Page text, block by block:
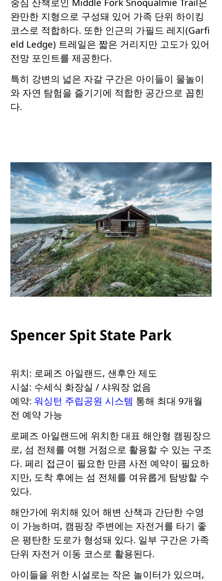
완만한 지형으로 구성돼 있어 가족 단위 하이킹
코스로 적합하다. 또한 인근의 가필드 레지(Garfi
eld Ledge) 트레일은 짧은 거리지만 고도가 있어
전망 포인트를 제공한다.
특히 강변의 넓은 자갈 구간은 아이들이 물놀이
와 자연 탐험을 즐기기에 적합한 공간으로 꼽힌
다.
Spencer Spit State Park
위치: 로페즈 아일랜드, 샌후안 제도
시설: 수세식 화장실 / 샤워장 없음
예약: 워싱턴 주립공원 시스템 통해 최대 9개월
전 예약 가능
로페즈 아일랜드에 위치한 대표 해안형 캠핑장으
로, 섬 전체를 여행 거점으로 활용할 수 있는 구조
다. 페리 접근이 필요한 만큼 사전 예약이 필요하
지만, 도착 후에는 섬 전체를 여유롭게 탐방할 수
있다.
해안가에 위치해 있어 해변 산책과 간단한 수영
이 가능하며, 캠핑장 주변에는 자전거를 타기 좋
은 평탄한 도로가 형성돼 있다. 일부 구간은 가족
단위 자전거 이동 코스로 활용된다.
아이들을 위한 시설로는 작은 놀이터가 있으며,